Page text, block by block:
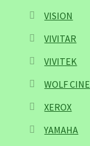
VISION
VIVITAR
VIVITEK
WOLF
XEROX
YAMAHA